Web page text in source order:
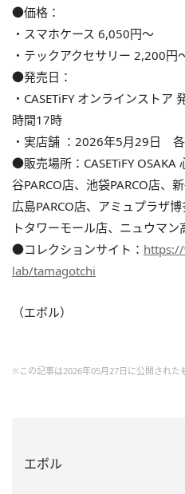
●価格：
・スマホケース 6,050円〜
・テックアクセサリー 2,200円
●発売日：
・CASETiFY オンラインスト
時間17時
・実店舗 ：2026年5月29日
●販売場所：CASETiFY OSAKA
谷PARCO店、池袋PARCO店、
広島PARCO店、アミュプラザ
トタワーモール店、ニュウマン
●コレクションサイト： https://
lab/tamagotchi
（エボル）
※この記事は2026年05月27日に公開された
エボル